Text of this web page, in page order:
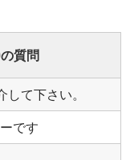
質問
て下さい。
です